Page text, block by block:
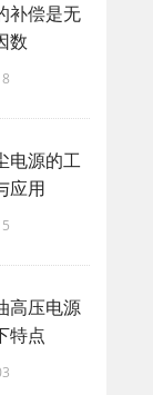
补偿是无
数
电源的工
应用
高压电源
特点